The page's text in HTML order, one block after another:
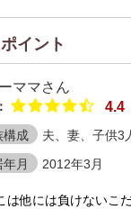
イント
ママさん
4.4
構成
夫、妻、子供3
年月
2012年3月
は他には負けない